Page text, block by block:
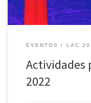
EVENTOS LAC
Actividades
2022